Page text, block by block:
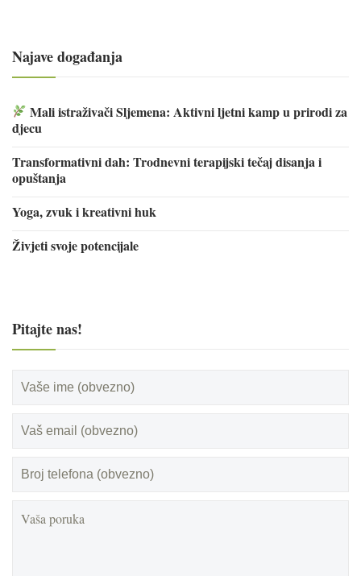
Najave događanja
Mali istraživači Sljemena: Aktivni ljetni kamp u prirodi za
djecu
Transformativni dah: Trodnevni terapijski tečaj disanja i
opuštanja
Yoga, zvuk i kreativni huk
Živjeti svoje potencijale
Pitajte nas!